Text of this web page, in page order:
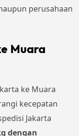
perusahaan
Muara
ke Muara
kecepatan
Jakarta
dengan